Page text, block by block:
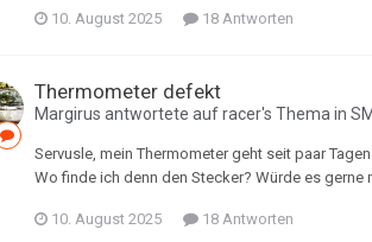
10. August 2025 18 Antworten
Thermometer defekt
Margirus antwortete aufracer's Thema in
Servusle, mein Thermometer geht seit paar
Wo finde ich denn den Stecker? Würde es
10. August 2025 18 Antworten